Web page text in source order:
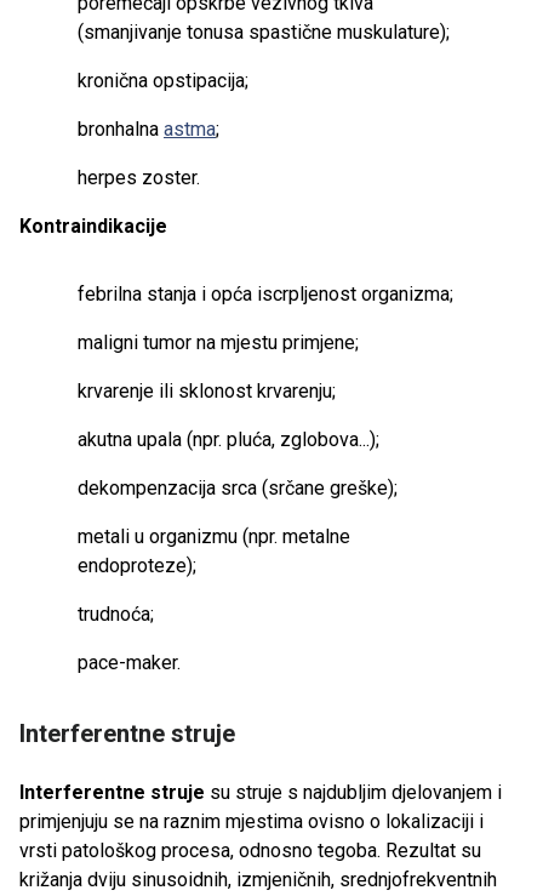
(smanjivanje tonusa spastične muskulature);
kronična opstipacija;
bronhalna astma;
herpes zoster.
Kontraindikacije
febrilna stanja i opća iscrpljenost organizma;
maligni tumor na mjestu primjene;
krvarenje ili sklonost krvarenju;
akutna upala (npr. pluća, zglobova...);
dekompenzacija srca (srčane greške);
metali u organizmu (npr. metalne
endoproteze);
trudnoća;
pace-maker.
Interferentne struje
Interferentne struje su struje s najdubljim djelovanjem i
primjenjuju se na raznim mjestima ovisno o lokalizaciji i
vrsti patološkog procesa, odnosno tegoba. Rezultat su
križanja dviju sinusoidnih, izmjeničnih, srednjofrekventnih